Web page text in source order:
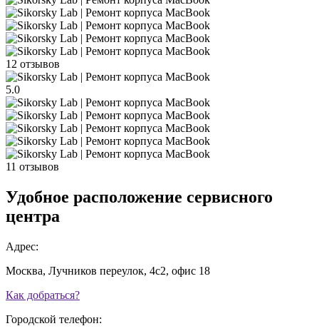
12 отзывов
5.0
11 отзывов
Удобное расположение сервисного
центра
Адрес:
Москва, Лучников переулок, 4с2, офис 18
Как добраться?
Городской телефон: